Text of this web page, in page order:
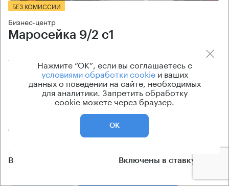
БЕЗ КОМИССИИ
Бизнес-центр
Маросейка 9/2 с1
Китай-город → 170 м ~2 мин
220 м → Большой Спасоглинищевский переулок
Арендуемые площади
10 кв.м
Ставка арендной платы
B Включены в ставку
Нажмите “ОК”, если вы соглашаетесь с
условиями обработки cookieи ваших
данных о поведении на сайте, необходимых
для аналитики. Запретить обработку
cookie можете через браузер.
ОК